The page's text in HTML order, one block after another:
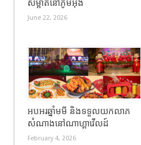
សម្អាតនៅភូមិអុង
June 22, 2026
អបអរឆ្នាំមមី និងទទួលយកលាភ
សំណាងនៅណាហ្គាវើលដ៍
February 4, 2026